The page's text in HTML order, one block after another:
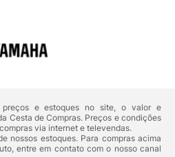
e estoques no site, o valor e
Cesta de Compras. Preços e condições
via internet e televendas.
nossos estoques. Para compras acima
entre em contato com o nosso canal